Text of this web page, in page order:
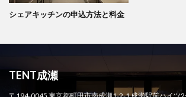
シェアキッチンの申込方法と料金
TENT成瀬